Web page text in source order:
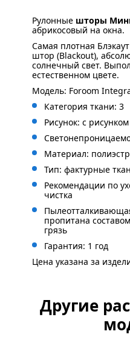
Рулонные шторы
абрикосовый на окна.
Самая плотная
штор (Blackout),
солнечный свет.
естественном цвете.
Модель: Foroom
Категория ткани: 3
Рисунок: с рисунком
Материал:
Тип: фактурные
Рекомендации по
чистка
пропитана
грязь
Гарантия: 1 год
Цена указана за
Другие